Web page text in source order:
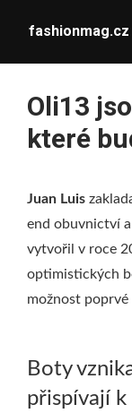
fashionmag.cz
Oli13
které
Juan Luis
end obuvnictví a
vytvořil v roce
optimistických
možnost
Boty
přispívají